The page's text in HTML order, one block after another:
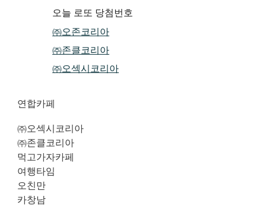
오늘 로또 당첨번호
㈜오존코리아
㈜존클코리아
㈜오섹시코리아
연합카페
㈜오섹시코리아
㈜존클코리아
먹고가자카페
여행타임
오친만
카창남